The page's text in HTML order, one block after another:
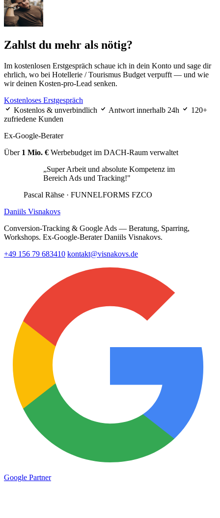
Zahlst du mehr als nötig?
Im kostenlosen Erstgespräch schaue ich in dein Konto und sage dir
ehrlich, wo bei Hotellerie / Tourismus Budget verpufft — und wie
wir deinen Kosten-pro-Lead senken.
Kostenloses Erstgespräch
Kostenlos & unverbindlich
Antwort innerhalb 24h
120+
zufriedene Kunden
Ex-Google-Berater
Über 1 Mio. € Werbebudget im DACH-Raum verwaltet
„Super Arbeit und absolute Kompetenz im
Bereich Ads und Tracking!"
Pascal Rähse · FUNNELFORMS FZCO
Daniils Visnakovs
Conversion-Tracking & Google Ads — Beratung, Sparring,
Workshops. Ex-Google-Berater Daniils Visnakovs.
+49 156 79 683410 kontakt@visnakovs.de
Google Partner